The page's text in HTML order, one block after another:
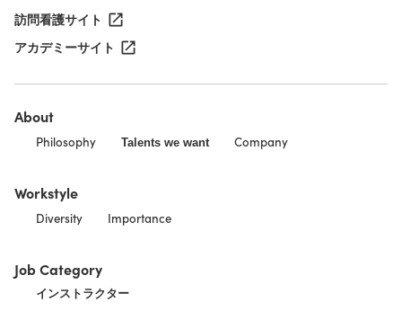
訪問看護サイト
アカデミーサイト
About
Philosophy Talents we want Company
Workstyle
Diversity Importance
Job Category
インストラクター